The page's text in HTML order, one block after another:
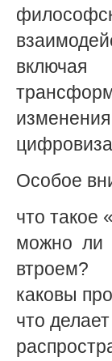
включая
Особое
что
можно ли
втроем?
каковы
что